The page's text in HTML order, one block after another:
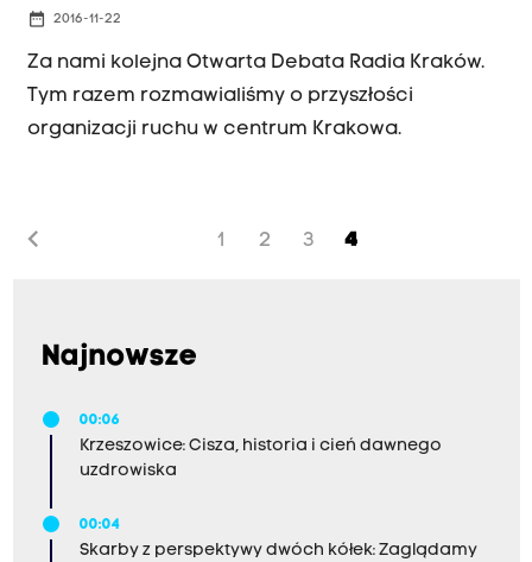
date_range 2016-11-22
Za nami kolejna Otwarta Debata Radia Kraków.
Tym razem rozmawialiśmy o przyszłości
organizacji ruchu w centrum Krakowa.
chevron_left 1 2 3 4
Najnowsze
00:06
Krzeszowice: Cisza, historia i cień dawnego
uzdrowiska
00:04
Skarby z perspektywy dwóch kółek: Zaglądamy